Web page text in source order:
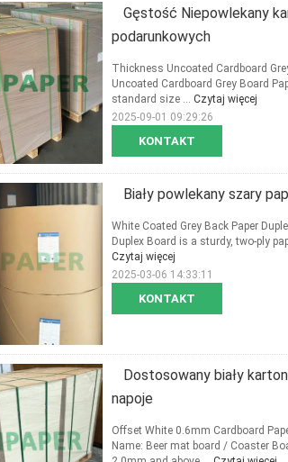
Gęstość Niepowlekany
podarunkowych
KONTAKT
Thickness Uncoated Cardboard
Uncoated Cardboard Grey Board
standard size ... Czytaj więcej
2025-09-01 09:29:26
Biały powlekany szary
KONTAKT
White Coated Grey Back Paper
Duplex Board is a sturdy, two-ply
Czytaj więcej
2025-03-06 14:33:11
Dostosowany biały
napoje
Offset White 0.6mm Cardboard
Name: Beer mat board / Coaster